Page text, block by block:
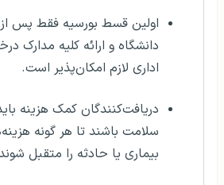
اولین قسط بورسیه فقط پس
دانشگاه و ارائه کلیه مدارک
اداری لازم امکان‌پذیر است.
دریافت‌کنندگان کمک هزینه
سلامت باشند تا هر گونه
بیماری یا حادثه را متقبل